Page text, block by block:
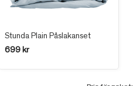
Stunda Plain Påslakanset
699 kr